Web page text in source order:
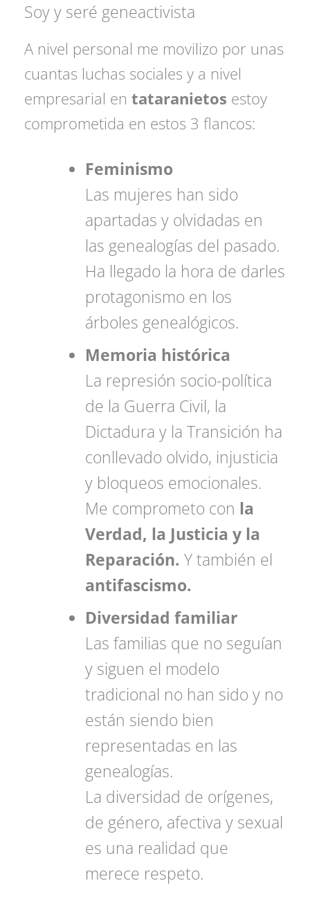
Soy y seré geneactivista
A nivel personal me movilizo por unas
cuantas luchas sociales y a nivel
empresarial en tataranietos estoy
comprometida en estos 3 flancos:
Feminismo
Las mujeres han sido
apartadas y olvidadas en
las genealogías del pasado.
Ha llegado la hora de darles
protagonismo en los
árboles genealógicos.
Memoria histórica
La represión socio-política
de la Guerra Civil, la
Dictadura y la Transición ha
conllevado olvido, injusticia
y bloqueos emocionales.
Me comprometo con la
Verdad, la Justicia y la
Reparación. Y también el
antifascismo.
Diversidad familiar
Las familias que no seguían
y siguen el modelo
tradicional no han sido y no
están siendo bien
representadas en las
genealogías.
La diversidad de orígenes,
de género, afectiva y sexual
es una realidad que
merece respeto.